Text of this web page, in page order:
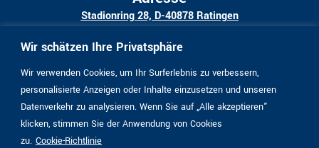
Wir schätzen Ihre Privatsphäre
Wir verwenden Cookies, um Ihr Surferlebnis zu verbessern,
personalisierte Anzeigen oder Inhalte einzusetzen und unseren
Datenverkehr zu analysieren. Wenn Sie auf „Alle akzeptieren"
klicken, stimmen Sie der Anwendung von Cookies
zu. Cookie-Richtlinie
Stadionring 28, D-40878 Ratingen
Kontakt
Telefon02102 234 69
02102 288 02
info@schneider-kfz-ratingen.de
Öffnungszeiten
Montag bis Donnerstag
8.00 Uhr bis 17.00 Uhr
Freitag